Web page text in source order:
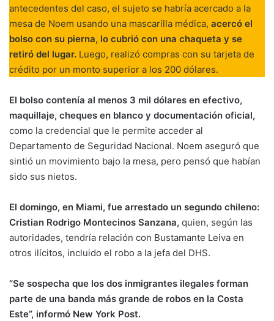
antecedentes del caso, el sujeto se habría acercado a la
mesa de Noem usando una mascarilla médica, acercó el
bolso con su pierna, lo cubrió con una chaqueta y se
retiró del lugar. Luego, realizó compras con su tarjeta de
crédito por un monto superior a los 200 dólares.
El bolso contenía al menos 3 mil dólares en efectivo,
maquillaje, cheques en blanco y documentación oficial,
como la credencial que le permite acceder al
Departamento de Seguridad Nacional. Noem aseguró que
sintió un movimiento bajo la mesa, pero pensó que habían
sido sus nietos.
El domingo, en Miami, fue arrestado un segundo chileno:
Cristian Rodrigo Montecinos Sanzana, quien, según las
autoridades, tendría relación con Bustamante Leiva en
otros ilícitos, incluido el robo a la jefa del DHS.
“Se sospecha que los dos inmigrantes ilegales forman
parte de una banda más grande de robos en la Costa
Este”, informó New York Post.